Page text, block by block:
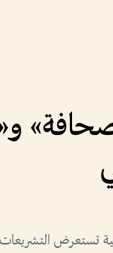
تستعرض التشريعات